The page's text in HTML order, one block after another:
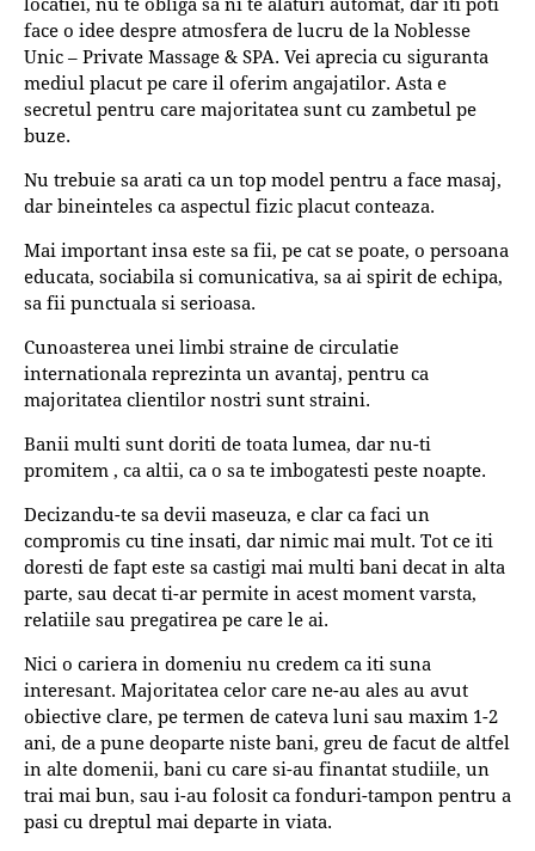
face o idee despre atmosfera de lucru de la Noblesse
Unic – Private Massage & SPA. Vei aprecia cu siguranta
mediul placut pe care il oferim angajatilor. Asta e
secretul pentru care majoritatea sunt cu zambetul pe
buze.
Nu trebuie sa arati ca un top model pentru a face masaj,
dar bineinteles ca aspectul fizic placut conteaza.
Mai important insa este sa fii, pe cat se poate, o persoana
educata, sociabila si comunicativa, sa ai spirit de echipa,
sa fii punctuala si serioasa.
Cunoasterea unei limbi straine de circulatie
internationala reprezinta un avantaj, pentru ca
majoritatea clientilor nostri sunt straini.
Banii multi sunt doriti de toata lumea, dar nu-ti
promitem , ca altii, ca o sa te imbogatesti peste noapte.
Decizandu-te sa devii maseuza, e clar ca faci un
compromis cu tine insati, dar nimic mai mult. Tot ce iti
doresti de fapt este sa castigi mai multi bani decat in alta
parte, sau decat ti-ar permite in acest moment varsta,
relatiile sau pregatirea pe care le ai.
Nici o cariera in domeniu nu credem ca iti suna
interesant. Majoritatea celor care ne-au ales au avut
obiective clare, pe termen de cateva luni sau maxim 1-2
ani, de a pune deoparte niste bani, greu de facut de altfel
in alte domenii, bani cu care si-au finantat studiile, un
trai mai bun, sau i-au folosit ca fonduri-tampon pentru a
pasi cu dreptul mai departe in viata.